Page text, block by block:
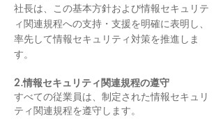
社長は、この基本方針および情報セキュリテ
ィ関連規程への支持・支援を明確に表明し、
率先して情報セキュリティ対策を推進しま
す。
2.情報セキュリティ関連規程の遵守
すべての従業員は、制定された情報セキュリ
ティ関連規程を遵守します。